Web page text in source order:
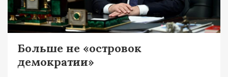
Больше не «островок
демократии»